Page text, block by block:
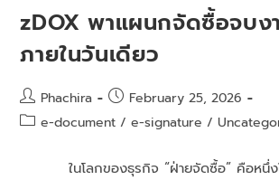
zDOX พาแผนกจัดซื้อจบง
ภายในวันเดียว
Phachira
February 25, 2026
e-document / e-signature /
ในโลกของธุรกิจ “ฝ่ายจัดซื้อ” คือหนึ่งใ